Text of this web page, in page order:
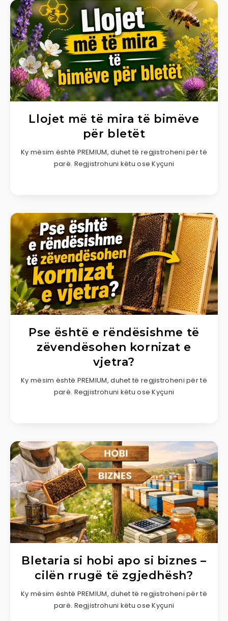
Llojet më të mira të bimëve
për bletët
Ky mësim është PREMIUM, duhet të regjistroheni për të
parë. Regjistrohuni këtu ose Kyçuni
Pse është e rëndësishme të
zëvendësohen kornizat e
vjetra?
Ky mësim është PREMIUM, duhet të regjistroheni për të
parë. Regjistrohuni këtu ose Kyçuni
Bletaria si hobi apo si biznes –
cilën rrugë të zgjedhësh?
Ky mësim është PREMIUM, duhet të regjistroheni për të
parë. Regjistrohuni këtu ose Kyçuni